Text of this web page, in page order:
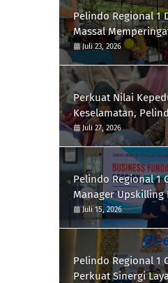
Pelindo Regional 1
Massal
Juli 23, 2026
Perkuat Nilai
Keselamatan,
Pengajian, Doa
Anak Yatim Piatu
Juli 27, 2026
Pelindo Regional 1
Manager
Perkuat
Juli 15, 2026
Pelindo Regional 1
Perkuat Sinergi